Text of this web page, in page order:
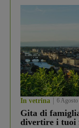
In vetrina 6
Gita di
divertire i tuoi